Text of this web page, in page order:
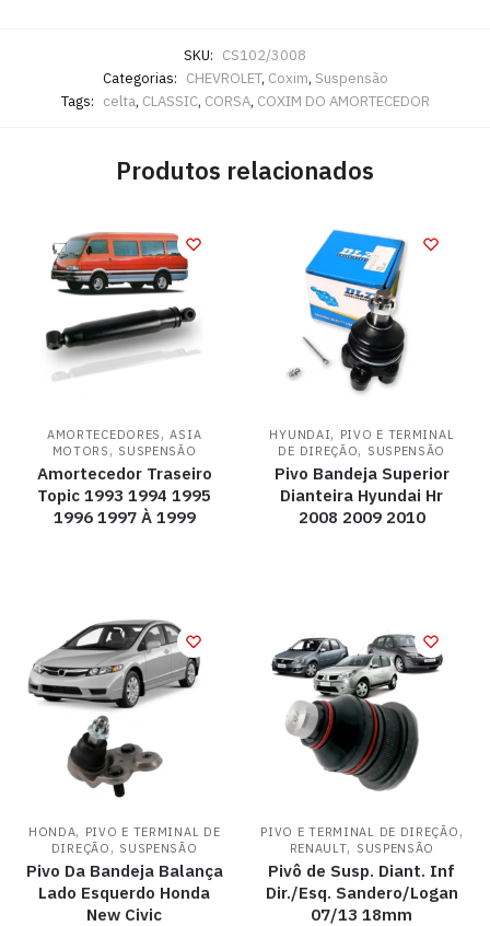
SKU: CS102/3008
Categorias: CHEVROLET, Coxim, Suspensão
Tags: celta, CLASSIC, CORSA, COXIM DO AMORTECEDOR
Produtos relacionados
AMORTECEDORES ,ASIA
MOTORS , SUSPENSÃO
Amortecedor Traseiro
Topic 1993 1994 1995
1996 1997 À 1999
HYUNDAI, PIVO E TERMINAL
DE DIREÇÃO, SUSPENSÃO
Pivo Bandeja Superior
Dianteira Hyundai Hr
2008 2009 2010
HONDA, PIVO E TERMINAL DE
DIREÇÃO , SUSPENSÃO
Pivo Da Bandeja Balança
Lado Esquerdo Honda
New Civic
PIVO E TERMINAL DE DIREÇÃO ,
RENAULT, SUSPENSÃO
Pivô de Susp. Diant. Inf
Dir./Esq. Sandero/Logan
07/13 18mm